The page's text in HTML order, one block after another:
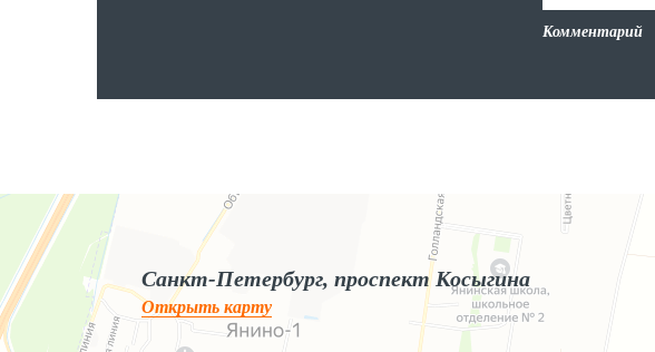
Комментарий
Яндекс.Карты
Яндекс.Карты — поиск мест и адресов, городской транспорт
Санкт-Петербург, проспект Косыгина
Открыть карту